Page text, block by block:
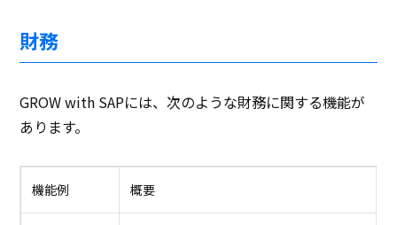
財務
GROW with SAPには、次のような財務に関する機能が
あります。
機能例 概要